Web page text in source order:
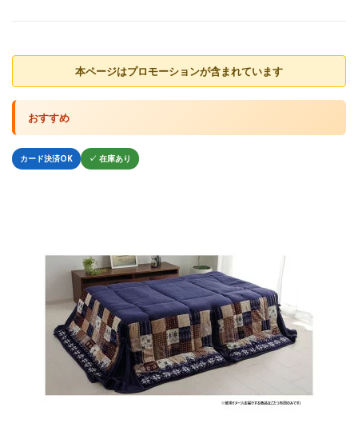
本ページはプロモーションが含まれています
おすすめ
カード決済OK ✓ 在庫あり